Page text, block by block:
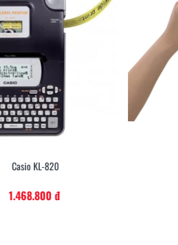
Casio KL-820
1.468.800 đ